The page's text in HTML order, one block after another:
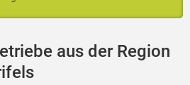
aus der Region